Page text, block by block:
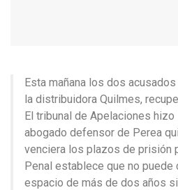
Esta mañana los dos
la distribuidora Quilmes,
El tribunal de Apelaciones
abogado defensor de Perea
venciera los plazos de prisión
Penal establece que no puede
espacio de más de dos años